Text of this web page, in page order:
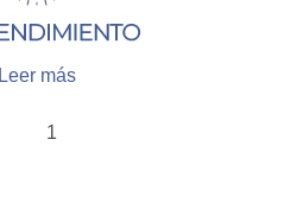
Leer más
1